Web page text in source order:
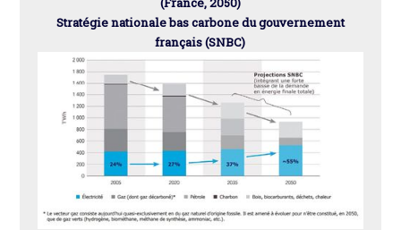
Stratégie nationale bas carbone du gouvernement
français (SNBC)